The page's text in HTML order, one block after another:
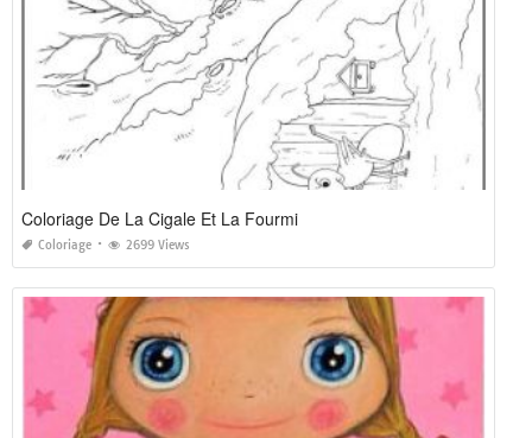
Coloriage De La Cigale Et La Fourmi
Coloriage 2699 Views